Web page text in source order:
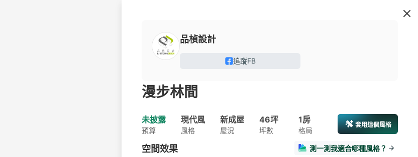
品楨設計
追蹤FB
漫步林間
未披露
預算
現代風
風格
新成屋
屋況
46坪
坪數
1房
格局
套用這個風格
空間效果 測一測我適合哪種風格？